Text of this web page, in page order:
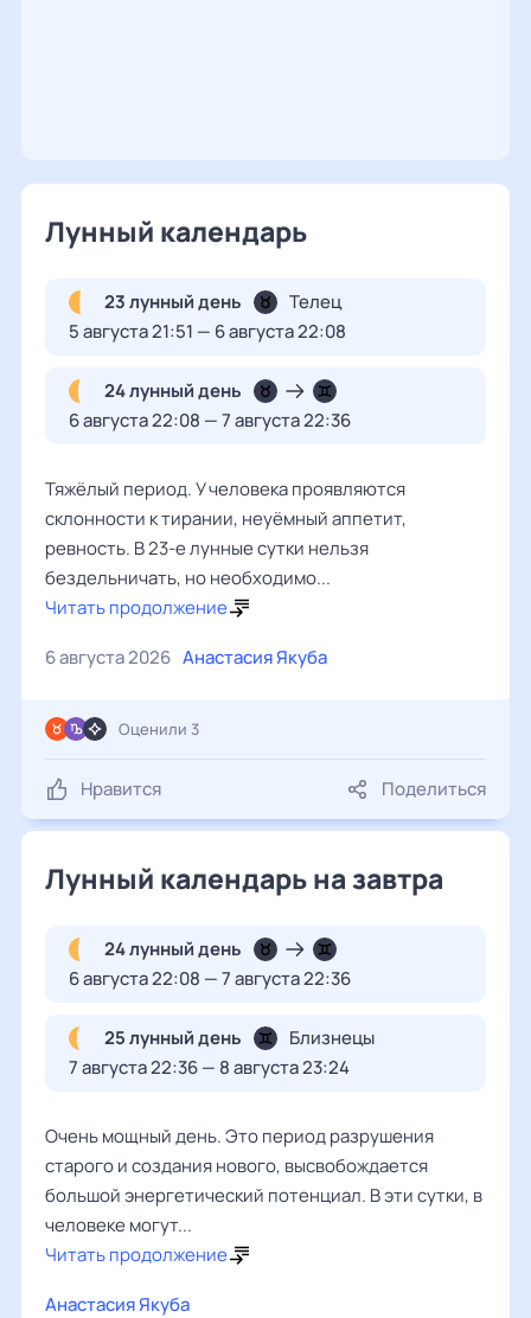
Лунный календарь
23 лунный день
Телец
5 августа 21:51 — 6 августа 22:08
24 лунный день
6 августа 22:08 — 7 августа 22:36
Тяжёлый период. У человека проявляются
склонности к тирании, неуёмный аппетит,
ревность. В 23-е лунные сутки нельзя
бездельничать, но необходимо...
Читать продолжение
6 августа 2026 Анастасия Якуба
Нравится Поделиться
Оценили 3
Лунный календарь на завтра
24 лунный день
6 августа 22:08 — 7 августа 22:36
25 лунный день
Близнецы
7 августа 22:36 — 8 августа 23:24
Очень мощный день. Это период разрушения
старого и создания нового, высвобождается
большой энергетический потенциал. В эти сутки, в
человеке могут...
Читать продолжение
Анастасия Якуба